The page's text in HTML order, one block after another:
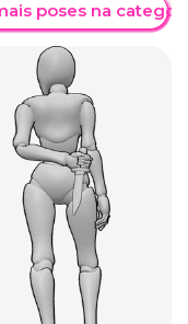
poses na